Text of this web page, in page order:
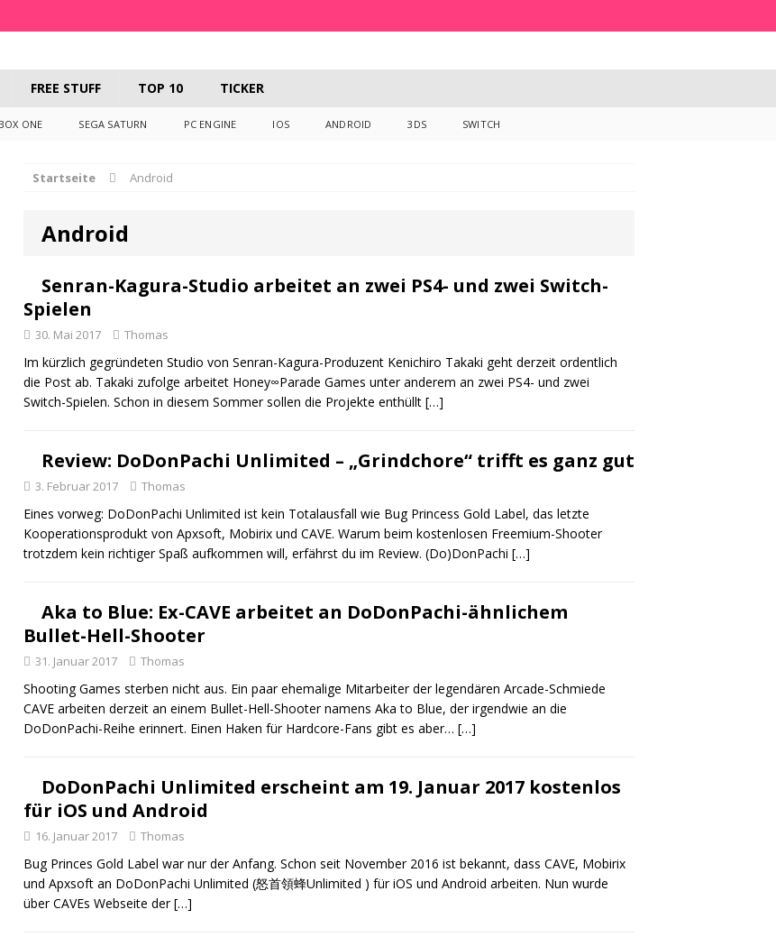
FREE STUFF TOP 10 TICKER
ONE SEGA SATURN PC ENGINE IOS ANDROID 3DS SWITCH
Startseite Android
Android
Senran-Kagura-Studio arbeitet an zwei PS4- und zwei Switch-
Spielen
30. Mai 2017 Thomas
Im kürzlich gegründeten Studio von Senran-Kagura-Produzent Kenichiro Takaki geht derzeit ordentlich
die Post ab. Takaki zufolge arbeitet Honey∞Parade Games unter anderem an zwei PS4- und zwei
Switch-Spielen. Schon in diesem Sommer sollen die Projekte enthüllt […]
Review: DoDonPachi Unlimited – „Grindchore“ trifft es ganz gut
3. Februar 2017 Thomas
Eines vorweg: DoDonPachi Unlimited ist kein Totalausfall wie Bug Princess Gold Label, das letzte
Kooperationsprodukt von Apxsoft, Mobirix und CAVE. Warum beim kostenlosen Freemium-Shooter
trotzdem kein richtiger Spaß aufkommen will, erfährst du im Review. (Do)DonPachi […]
Aka to Blue: Ex-CAVE arbeitet an DoDonPachi-ähnlichem
Bullet-Hell-Shooter
31. Januar 2017 Thomas
Shooting Games sterben nicht aus. Ein paar ehemalige Mitarbeiter der legendären Arcade-Schmiede
CAVE arbeiten derzeit an einem Bullet-Hell-Shooter namens Aka to Blue, der irgendwie an die
DoDonPachi-Reihe erinnert. Einen Haken für Hardcore-Fans gibt es aber… […]
DoDonPachi Unlimited erscheint am 19. Januar 2017 kostenlos
für iOS und Android
16. Januar 2017 Thomas
Bug Princes Gold Label war nur der Anfang. Schon seit November 2016 ist bekannt, dass CAVE, Mobirix
und Apxsoft an DoDonPachi Unlimited (怒首領蜂Unlimited ) für iOS und Android arbeiten. Nun wurde
über CAVEs Webseite der[…]